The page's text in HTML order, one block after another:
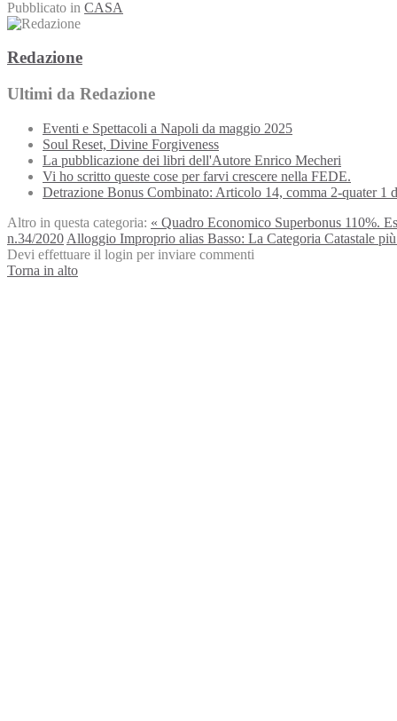
Pubblicato in CASA
Redazione
Ultimi da Redazione
Eventi e Spettacoli a Napoli da maggio 2025
Soul Reset, Divine Forgiveness
La pubblicazione dei libri dell'Autore Enrico Mecheri
Vi ho scritto queste cose per farvi crescere nella FEDE.
Detrazione Bonus Combinato: Articolo 14, comma 2-quater 1
Altro in questa categoria: « Quadro Economico Superbonus 110%.
n.34/2020 Alloggio Improprio alias Basso: La Categoria Catastale
Devi effettuare il login per inviare commenti
Torna in alto